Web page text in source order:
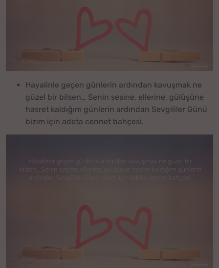
Hayalinle geçen günlerin ardından kavuşmak ne
güzel bir bilsen… Senin sesine, ellerine, gülüşüne
hasret kaldığım günlerin ardından Sevgililer Günü
bizim için adeta cennet bahçesi.